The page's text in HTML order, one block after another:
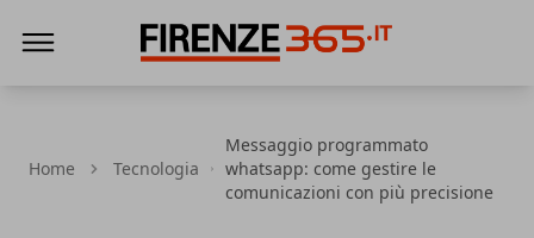
Home Tecnologia
Messaggio programmato
whatsapp: come gestire le
comunicazioni con più precisione